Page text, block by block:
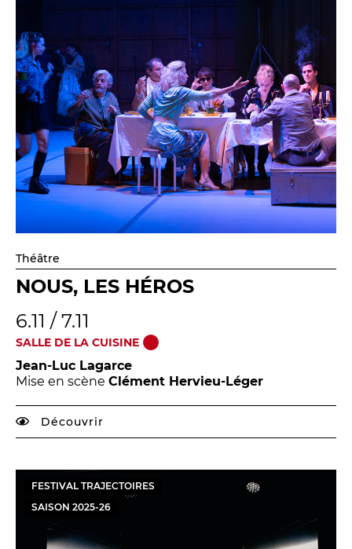
Théâtre
NOUS, LES HÉROS
6.11 / 7.11
SALLE DE LA CUISINE
Jean-Luc Lagarce
Mise en scène Clément Hervieu-Léger
Découvrir
FESTIVAL TRAJECTOIRES
SAISON 2025-26